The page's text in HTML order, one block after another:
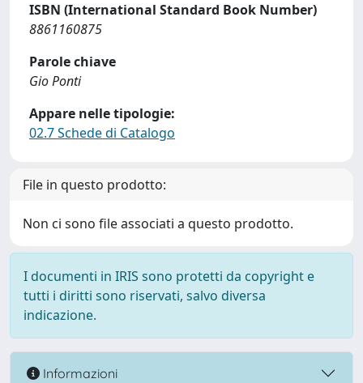
ISBN (International Standard Book Number)
8861160875
Parole chiave
Gio Ponti
Appare nelle tipologie:
02.7 Schede di Catalogo
File in questo prodotto:
Non ci sono file associati a questo prodotto.
I documenti in IRIS sono protetti da copyright e
tutti i diritti sono riservati, salvo diversa
indicazione.
Informazioni